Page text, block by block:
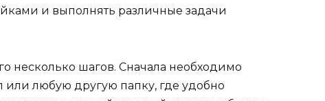
и выполнять различные задачи
несколько шагов. Сначала необходимо
любую другую папку, где удобно